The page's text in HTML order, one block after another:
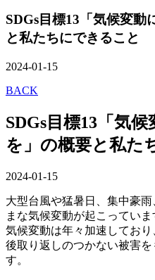
SDGs目標13「気候変動
と私たちにできること
2024-01-15
BACK
SDGs目標13「気
を」の概要と私た
2024-01-15
大型台風や猛暑日、集中豪
まな気候変動が起こっていま
気候変動は年々加速してお
後取り返しのつかない被害
す。